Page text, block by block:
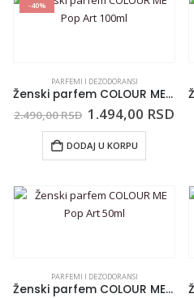
-40%
PARFEMI I DEZODORANSI
Ženski parfem COLOUR ME Pop Art 100ml
2.490,00RSD 1.494,00 RSD
DODAJ U KORPU
PARFEMI I DEZODORANSI
Ženski parfem COLOUR ME Pop Art 50ml